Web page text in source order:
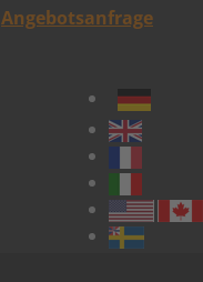
Angebotsanfrage